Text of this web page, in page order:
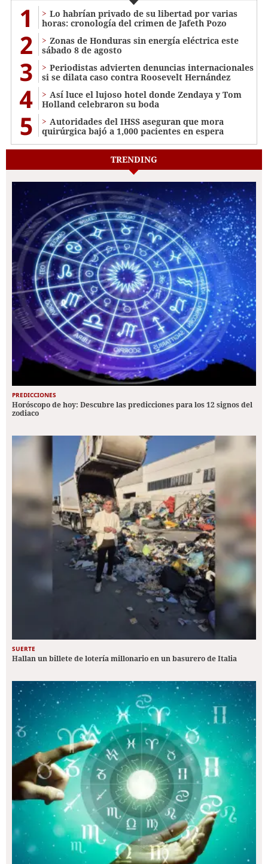
1
Lo habrían privado de su libertad por varias
horas: cronología del crimen de Jafeth Pozo
2
Zonas de Honduras sin energía eléctrica este
sábado 8 de agosto
3
Periodistas advierten denuncias internacionales
si se dilata caso contra Roosevelt Hernández
4
Así luce el lujoso hotel donde Zendaya y Tom
Holland celebraron su boda
5
Autoridades del IHSS aseguran que mora
quirúrgica bajó a 1,000 pacientes en espera
TRENDING
PREDICCIONES
Horóscopo de hoy: Descubre las predicciones para los 12 signos del
zodiaco
SUERTE
Hallan un billete de lotería millonario en un basurero de Italia